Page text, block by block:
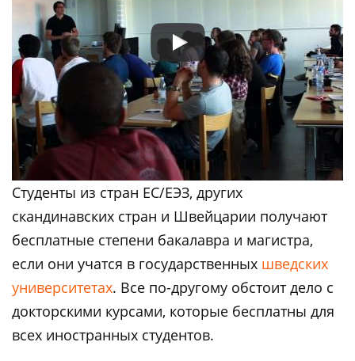
Студенты из стран ЕС/ЕЭЗ, других
скандинавских стран и Швейцарии получают
бесплатные степени бакалавра и магистра,
если они учатся в государственных шведских
университетах. Все по-другому обстоит дело с
докторскими курсами, которые бесплатны для
всех иностранных студентов.